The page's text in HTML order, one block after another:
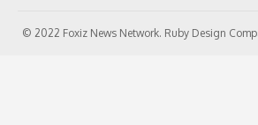
© 2022 Foxiz News Network. Ruby Design